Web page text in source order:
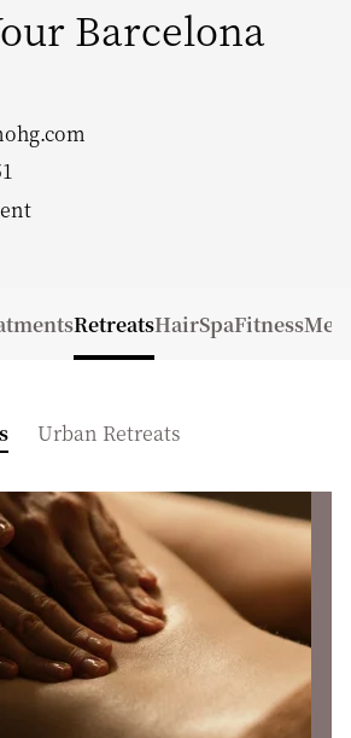
Barcelona
RetreatsHairSpaFitness
Urban Retreats